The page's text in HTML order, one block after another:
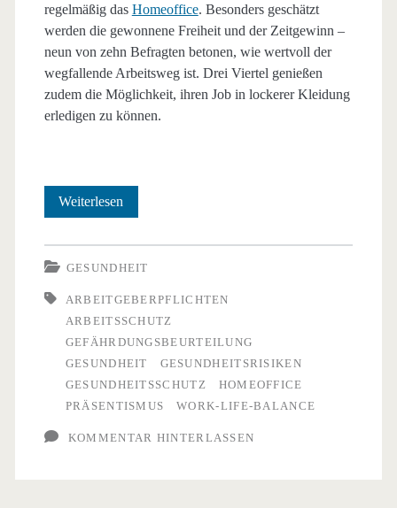
regelmäßig das Homeoffice. Besonders geschätzt
werden die gewonnene Freiheit und der Zeitgewinn –
neun von zehn Befragten betonen, wie wertvoll der
wegfallende Arbeitsweg ist. Drei Viertel genießen
zudem die Möglichkeit, ihren Job in lockerer Kleidung
erledigen zu können.
Weiterlesen
Krankheit
–
zwischen
Flexibilität
und
GESUNDHEIT
ARBEITGEBERPFLICHTEN
ARBEITSSCHUTZ
GEFÄHRDUNGSBEURTEILUNG
GESUNDHEIT
GESUNDHEITSRISIKEN
GESUNDHEITSSCHUTZ
HOMEOFFICE
PRÄSENTISMUS
WORK-LIFE-BALANCE
KOMMENTAR HINTERLASSEN